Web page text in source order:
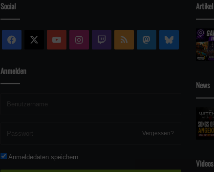
Social
Facebook YouTubeInstagram
TwitchRSS MastodonBluesky
Anmelden
Vergessen?
Anmeldedaten speichern
Artikel
News
Videos